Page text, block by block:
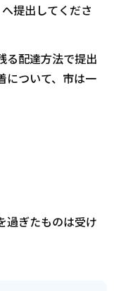
提出してくださ
る配達方法で提出
について、市は一
過ぎたものは受け